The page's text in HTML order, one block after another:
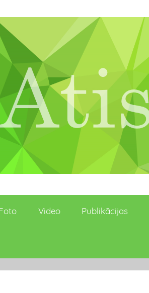
Video Publikācijas